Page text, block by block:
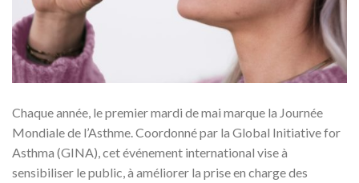
Chaque année, le premier mardi de mai marque la Journée
Mondiale de l’Asthme. Coordonné par la Global Initiative for
Asthma (GINA), cet événement international vise à
sensibiliser le public, à améliorer la prise en charge des